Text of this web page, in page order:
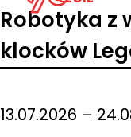
Robotyka z
klocków
13.07.2026 –